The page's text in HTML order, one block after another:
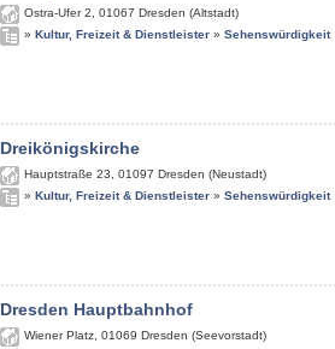
Ostra-Ufer 2 01067 Dresden (Altstadt)
» Kultur, Freizeit & Dienstleister » Sehenswürdigkeit
Dreikönigskirche
Hauptstraße 23 01097 Dresden (Neustadt)
» Kultur, Freizeit & Dienstleister » Sehenswürdigkeit
Dresden Hauptbahnhof
Wiener Platz 01069 Dresden (Seevorstadt)